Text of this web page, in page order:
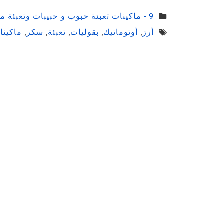
9 - ماكينات تعبئة حبوب و حبيبات وتعبئة مساحيق في اكياس اوتوماتيك
أرز
أوتوماتيك بقوليات تعبئة سكر